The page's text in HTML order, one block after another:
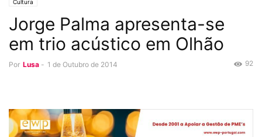
Cultura
Jorge Palma apresenta-se
em trio acústico em Olhão
Por Lusa - 1 de Outubro de 2014 92